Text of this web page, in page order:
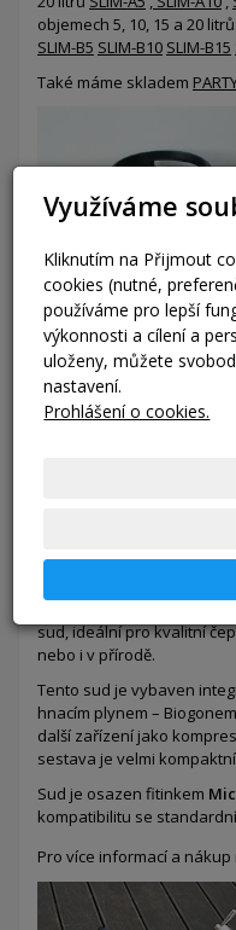
objemech 5, 10, 15 a 20 litrů.
SLIM-B5 SLIM-B10 SLIM-B15
Také máme skladem
Máte rádi dobře natočené
IMEXA PARTY KEG
sud,ideální pro kvalitní
nebo i v přírodě.
Tento sud je vybaven
hnacím plynem –
další zařízení jako
sestava je velmi
Sud je osazen fitinkem
kompatibilitu se
Pro více informací a
Využíváme
Kliknutím na Přijmout
cookies (nutné,
používáme pro lepší
výkonnosti a cílení a
uloženy, můžete
nastavení.
Prohlášení o cookies.